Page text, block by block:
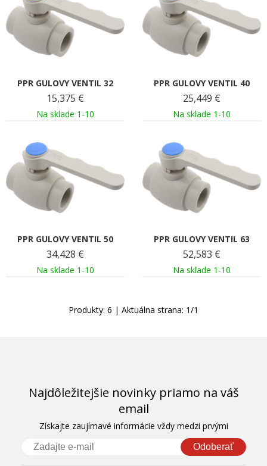
PPR GULOVY VENTIL 32
15,375 €
Na sklade 1-10
PPR GULOVY VENTIL 40
25,449 €
Na sklade 1-10
PPR GULOVY VENTIL 50
34,428 €
Na sklade 1-10
PPR GULOVY VENTIL 63
52,583 €
Na sklade 1-10
Produkty: 6 | Aktuálna strana: 1/1
Najdôležitejšie novinky priamo na váš
email
Získajte zaujímavé informácie vždy medzi prvými
Odoberať